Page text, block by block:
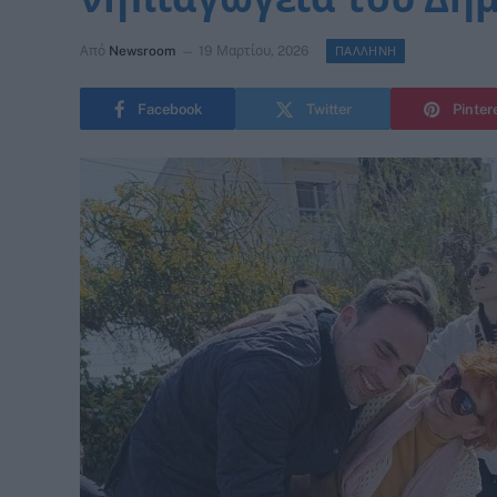
Από Newsroom 19 Μαρτίου, 2026 ΠΑΛΛΗΝΗ
Facebook Twitter